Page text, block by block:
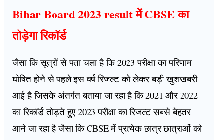
Bihar Board 2023 result में CBSE का
तोड़ेगा रिकॉर्ड
जैसा कि सूत्रों से पता चला है कि 2023 परीक्षा का परिणाम
घोषित होने से पहले इस वर्ष रिजल्ट को लेकर बड़ी खुशखबरी
आई है जिसके अंतर्गत बताया जा रहा है कि 2021 और 2022
का रिकॉर्ड तोड़ते हुए 2023 परीक्षा का रिजल्ट सबसे बेहतर
आने जा रहा है जैसा कि CBSE में प्रत्येक छात्र छात्राओं को